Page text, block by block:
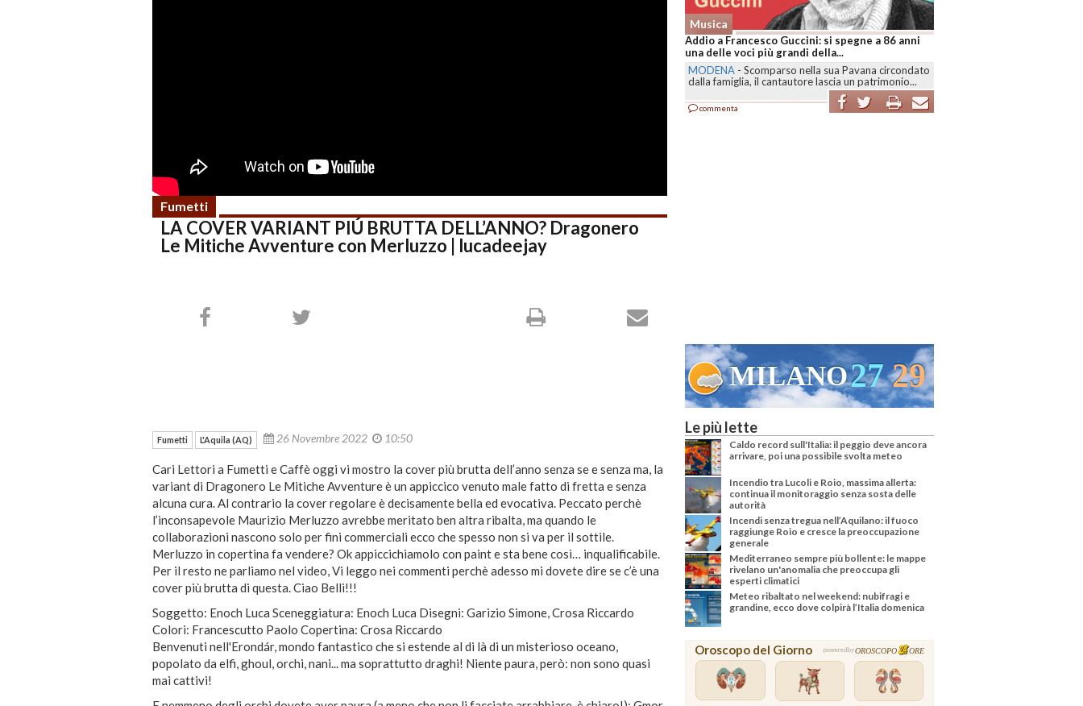
Fumetti
LA COVER VARIANT PIÚ BRUTTA DELL’ANNO? Dragonero
Le Mitiche Avventure con Merluzzo | lucadeejay
Musica
Addio a Francesco Guccini: si spegne a 86 anni
una delle voci più grandi della...
MODENA - Scomparso nella sua Pavana circondato
dalla famiglia, il cantautore lascia un patrimonio...
commenta
MILANO27 29
Fumetti L'Aquila (AQ) 26 Novembre 2022 10:50
Cari Lettori a Fumetti e Caffè oggi vi mostro la cover più brutta dell’anno senza se e senza ma, la
variant di Dragonero Le Mitiche Avventure è un appiccico venuto male fatto di fretta e senza
alcuna cura. Al contrario la cover regolare è decisamente bella ed evocativa. Peccato perchè
l’inconsapevole Maurizio Merluzzo avrebbe meritato ben altra ribalta, ma quando le
collaborazioni nascono solo per fini commerciali ecco che spesso non si va per il sottile.
Merluzzo in copertina fa vendere? Ok appiccichiamolo con paint e sta bene così… inqualificabile.
Per il resto ne parliamo nel video, Vi leggo nei commenti perchè adesso mi dovete dire se c’è una
cover più brutta di questa. Ciao Belli!!!
Soggetto: Enoch Luca Sceneggiatura: Enoch Luca Disegni: Garizio Simone, Crosa Riccardo
Colori: Francescutto Paolo Copertina: Crosa Riccardo
Benvenuti nell'Erondár, mondo fantastico che si estende al di là di un misterioso oceano,
popolato da elfi, ghoul, orchi, nani... ma soprattutto draghi! Niente paura, però: non sono quasi
mai cattivi!
Le più lette
Caldo record sull'Italia: il peggio deve ancora
arrivare, poi una possibile svolta meteo
Incendio tra Lucoli e Roio, massima allerta:
continua il monitoraggio senza sosta delle
autorità
Incendi senza tregua nell’Aquilano: il fuoco
raggiunge Roio e cresce la preoccupazione
generale
Mediterraneo sempre più bollente: le mappe
rivelano un'anomalia che preoccupa gli
esperti climatici
Meteo ribaltato nel weekend: nubifragi e
grandine, ecco dove colpirà l’Italia domenica
Oroscopo del Giorno powered byOROSCOPO ORE